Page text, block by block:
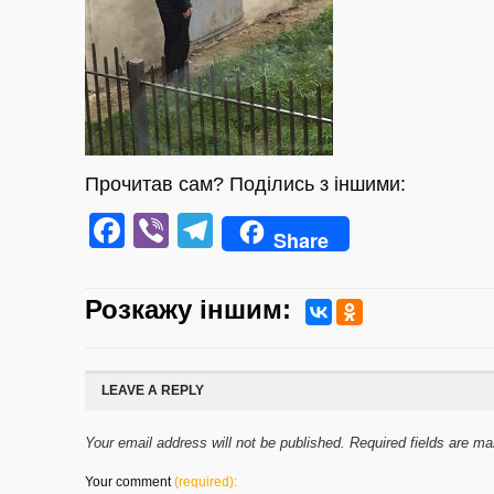
Прочитав сам? Поділись з іншими:
Facebook
ViberTelegram
Share
Розкажу iншим:
LEAVE A REPLY
Your email address will not be published. Required fields are
Your comment(required):